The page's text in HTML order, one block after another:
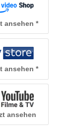
ansehen
ansehen
ansehen